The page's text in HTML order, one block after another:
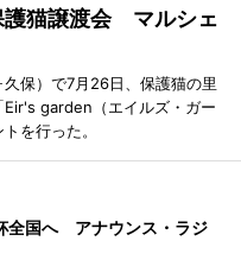
護猫譲渡会 マルシェ
保）で7月26日、保護猫の里
garden（エイルズ・ガー
を行った。
全国へ アナウンス・ラジ